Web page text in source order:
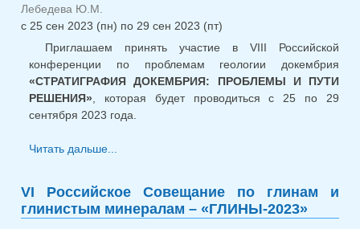
Лебедева Ю.М.
с 25 сен 2023 (пн) по 29 сен 2023 (пт)
Приглашаем принять участие в VIII Российской
конференции по проблемам геологии докембрия
«СТРАТИГРАФИЯ ДОКЕМБРИЯ: ПРОБЛЕМЫ И ПУТИ
РЕШЕНИЯ» , которая будет проводиться с 25 по 29
сентября 2023 года.
Читать дальше...
ПРОБЛЕМЫ И ПУТИ РЕШЕНИЯ» 2023
VI Российское Совещание по глинам и
глинистым минералам – «ГЛИНЫ-2023»